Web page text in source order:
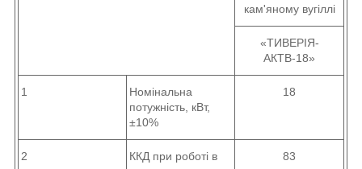
кам'яному вугіллі
«ТИВЕРІЯ-
АКТВ-18»
1
Номінальна
потужність, кВт,
±10%
18
2
ККД при роботі в
83